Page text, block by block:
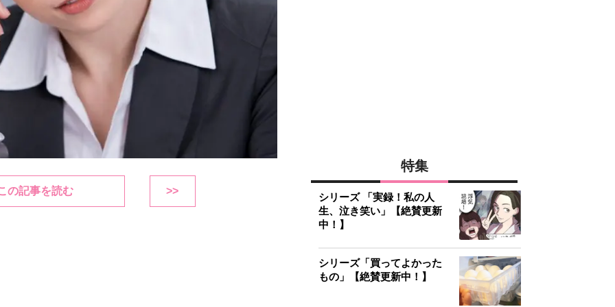
の記事を読む >>
特集
シリーズ 「実録！私の人
生、泣き笑い」【絶賛更新
中！】
シリーズ「買ってよかった
もの」【絶賛更新中！】